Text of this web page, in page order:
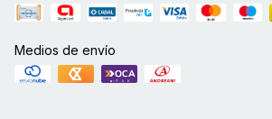
Medios de envío